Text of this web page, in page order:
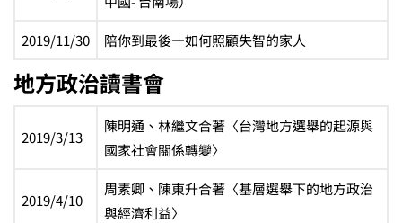
2019/11/30 陪你到最後—如何照顧失智的家人
地方政治讀書會
2019/3/13
陳明通、林繼文合著〈台灣地方選舉的起源與
國家社會關係轉變〉
2019/4/10
周素卿、陳東升合著〈基層選舉下的地方政治
與經濟利益〉